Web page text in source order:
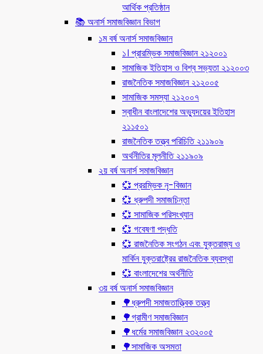
আর্থিক প্রতিষ্ঠান
📚 অনার্স সমাজবিজ্ঞান বিভাগ
১ম বর্ষ অনার্স সমাজবিজ্ঞান
১। প্রারম্ভিক সমাজবিজ্ঞান ২১২০০১
সামাজিক ইতিহাস ও বিশ্ব সভ্যতা ২১২০০৩
রাজনৈতিক সমাজবিজ্ঞান ২১২০০৫
সামাজিক সমস্যা ২১২০০৭
স্বাধীন বাংলাদেশের অভ্যুদয়ের ইতিহাস
২১১৫০১
রাজনৈতিক তত্ত্ব পরিচিতি ২১১৯০৯
অর্থনীতির মূলনীতি ২১১৯০৯
২য় বর্ষ অনার্স সমাজবিজ্ঞান
💞 প্ররম্ভিক নৃ-বিজ্ঞান
💞 ধ্রুপদী সমাজচিন্তা
💞 সামাজিক পরিসংখ্যান
💞 গবেষণা পদ্ধতি
💞 রাজনৈতিক সংগঠন এবং যুক্তরাজ্য ও
মার্কিন যুক্তরাষ্ট্রের রাজনৈতিক ব্যবস্থা
💞 বাংলাদেশের অর্থনীতি
৩য় বর্ষ অনার্স সমাজবিজ্ঞান
🌳ধ্রুপদী সমাজতাত্ত্বিক তত্ত্ব
🌳গ্রামীণ সমাজবিজ্ঞান
🌳ধর্মের সমাজবিজ্ঞান ২৩২০০৫
🌳সামাজিক অসমতা